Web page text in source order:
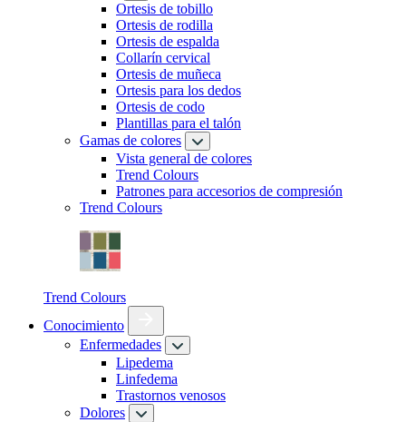
Ortesis de tobillo
Ortesis de rodilla
Ortesis de espalda
Collarín cervical
Ortesis de muñeca
Ortesis para los dedos
Ortesis de codo
Plantillas para el talón
Gamas de colores
Vista general de colores
Trend Colours
Patrones para accesorios de compresión
Trend Colours
Trend Colours
Conocimiento
Enfermedades
Lipedema
Linfedema
Trastornos venosos
Dolores